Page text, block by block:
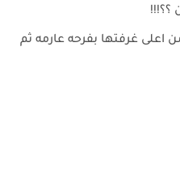
؟؟!!!
اعلى غرفتها بفرحه عارمه ثم